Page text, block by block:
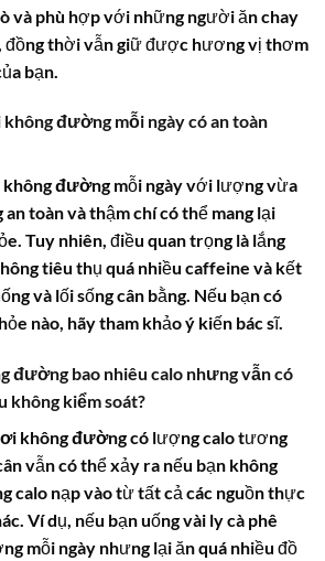
và phù hợp với những người ăn chay
đồng thời vẫn giữ được hương vị thơm
bạn.
đường mỗi ngày có an toàn
đườngmỗi ngày với lượng vừa
toàn và thậm chí có thể mang lại
Tuy nhiên, điều quan trọng là lắng
tiêu thụ quá nhiều caffeine và kết
và lối sống cân bằng. Nếu bạn có
nào, hãy tham khảo ý kiến bác sĩ.
đường bao nhiêu calo nhưng vẫn có
không kiểm soát?
không đườngcó lượng calo tương
vẫn có thể xảy ra nếu bạn không
calo nạp vào từ tất cả các nguồn thực
Ví dụ, nếu bạn uống vài ly cà phê
mỗi ngày nhưng lại ăn quá nhiều đồ